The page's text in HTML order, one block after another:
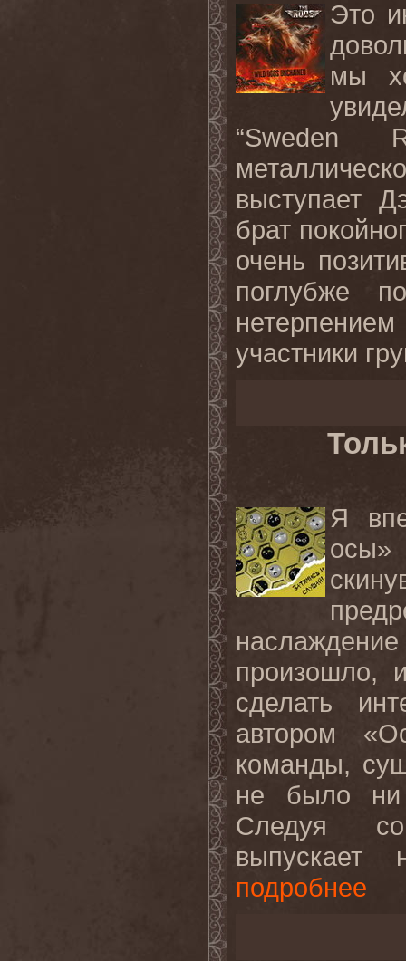
Это
мы
“Sweden
выступает
брат
очень
поглубже
участники
Я
произошло,
сделать
автором
команды,
не было ни
Следуя
выпускает
подробнее